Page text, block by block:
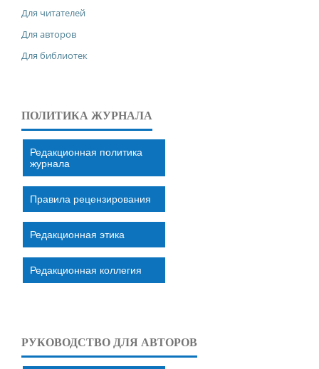
Для читателей
Для авторов
Для библиотек
ПОЛИТИКА ЖУРНАЛА
Редакционная политика
журнала
Правила рецензирования
Редакционная этика
Редакционная коллегия
РУКОВОДСТВО ДЛЯ АВТОРОВ